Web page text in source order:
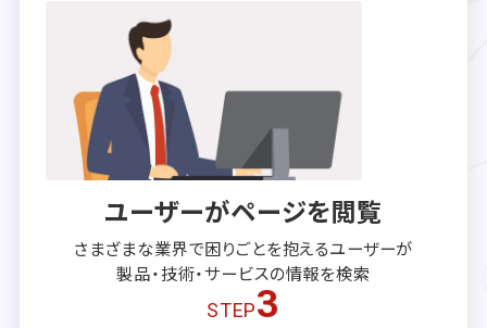
ユーザーがページを閲覧
さまざまな業界で困りごとを抱えるユーザーが
製品・技術・サービスの情報を検索
STEP3